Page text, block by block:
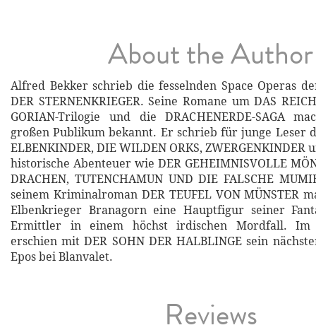
About the Author
Alfred Bekker schrieb die fesselnden Space Operas
DER STERNENKRIEGER. Seine Romane um DAS
GORIAN-Trilogie und die DRACHENERDE-SAGA
großen Publikum bekannt. Er schrieb für junge Leser
ELBENKINDER, DIE WILDEN ORKS, ZWERGENKINDER
historische Abenteuer wie DER GEHEIMNISVOLLE
DRACHEN, TUTENCHAMUN UND DIE FALSCHE
seinem Kriminalroman DER TEUFEL VON MÜNSTER
Elbenkrieger Branagorn eine Hauptfigur seiner
Ermittler in einem höchst irdischen Mordfall. Im
erschien mit DER SOHN DER HALBLINGE sein
Epos bei Blanvalet.
Reviews